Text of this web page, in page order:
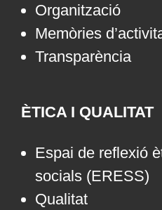
Organització
Memòries
Transparència
ÈTICA I QUALITAT
Espai de reflexió
socials (ERESS)
Qualitat